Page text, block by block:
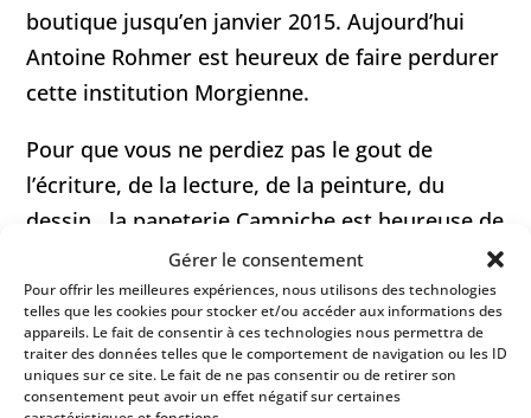
Gérer le consentement
Pour offrir les meilleures expériences, nous utilisons des technologies
telles que les cookies pour stocker et/ou accéder aux informations des
appareils. Le fait de consentir à ces technologies nous permettra de
traiter des données telles que le comportement de navigation ou les ID
uniques sur ce site. Le fait de ne pas consentir ou de retirer son
consentement peut avoir un effet négatif sur certaines
boutique jusqu’en janvier 2015. Aujourd’hui
Antoine Rohmer est heureux de faire perdurer
cette institution Morgienne.
Pour que vous ne perdiez pas le gout de
l’écriture, de la lecture, de la peinture, du
dessin , la papeterie Campiche est heureuse de
vous acceuillir chaque jour de la semaine!
FICHE D’INFOS